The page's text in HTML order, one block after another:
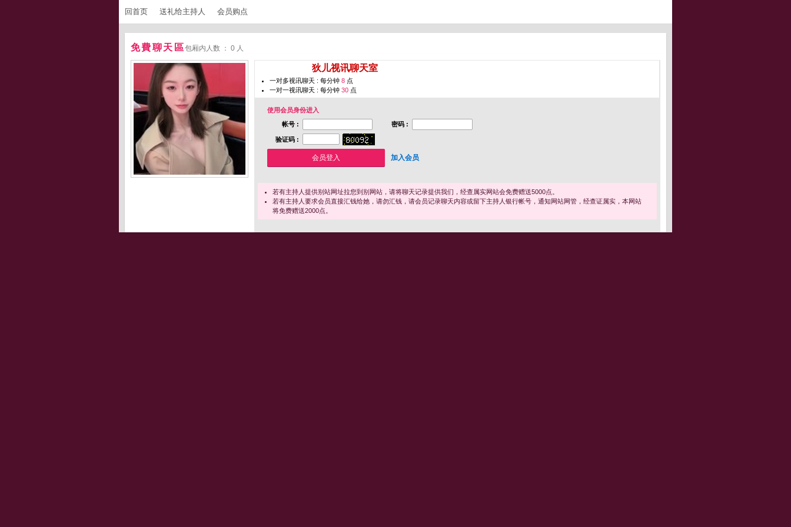
回首页 送礼给主持人 会员购点
免費聊天區包厢内人数 ： 0 人
狄儿视讯聊天室
一对多视讯聊天 : 每分钟 8 点
一对一视讯聊天 : 每分钟 30 点
使用会员身份进入
帐号 :
密码 :
验证码 :
加入会员
若有主持人提供别站网址拉您到别网站，请将聊天记录提供我们，经查属实网站会免费赠送5000点。
若有主持人要求会员直接汇钱给她，请勿汇钱，请会员记录聊天内容或留下主持人银行帐号，通知网站网管，经查证属实，本网站
将免费赠送2000点。